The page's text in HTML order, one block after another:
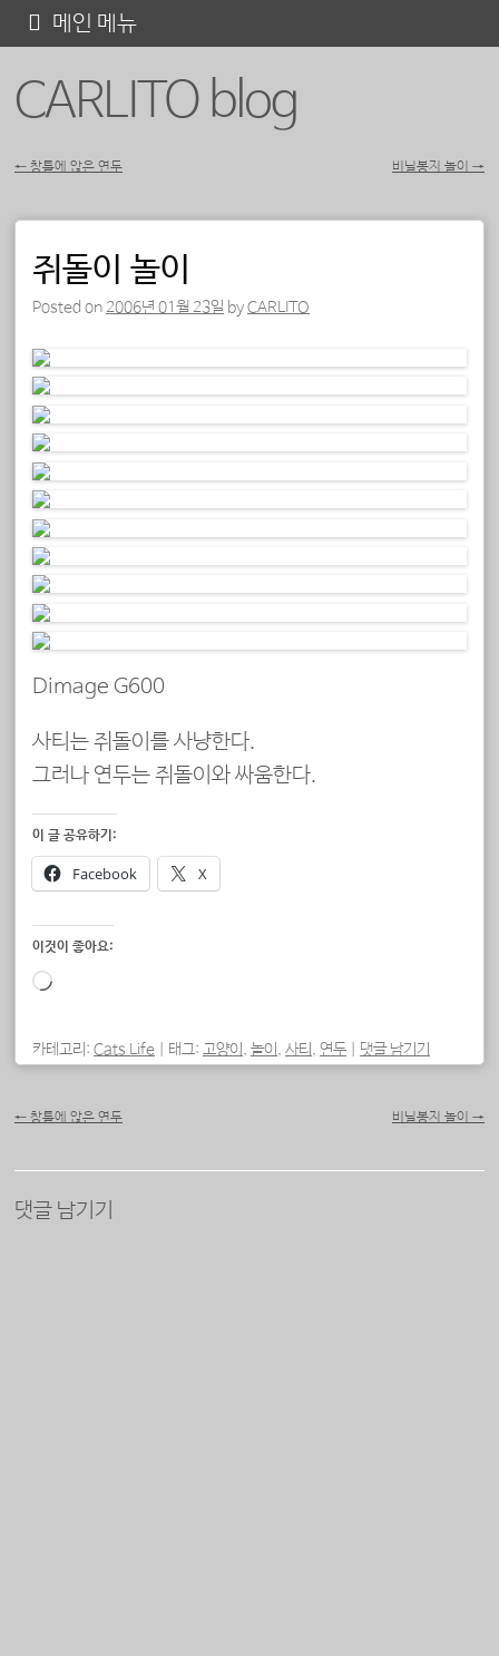
CARLITO blog
메인 메뉴
텐
← 창틀에 앉은 연두 비닐봉지 놀이 →
쥐돌이 놀이
Posted on 2006년 01월 23일 byCARLITO
Dimage G600
사티는 쥐돌이를 사냥한다.
그러나 연두는 쥐돌이와 싸움한다.
이 글 공유하기:
Facebook X
이것이 좋아요:
로
중...
카테고리: Cats Life 태그: 고양이 , 놀이 , 사티, 연두 댓글 남기기
← 창틀에 앉은 연두 비닐봉지 놀이 →
댓글 남기기